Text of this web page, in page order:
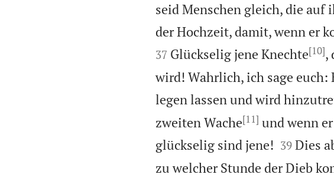
seid Menschen gleich, die auf
der Hochzeit, damit, wenn er
37 Glückselig jene Knechte[10],
wird! Wahrlich, ich sage
legen lassen und wird
zweiten Wache[11] und wenn
glückselig sind jene!
39 Dies
zu welcher Stunde der Dieb